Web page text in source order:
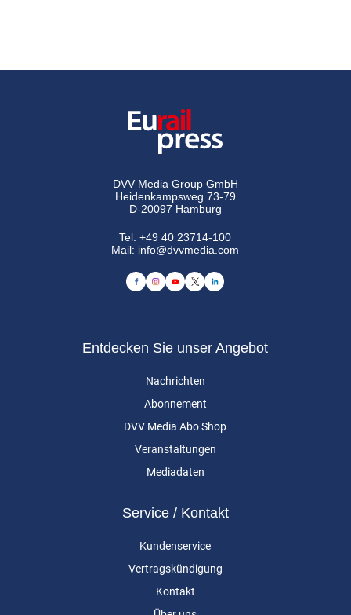
DVV Media Group GmbH
Heidenkampsweg 73-79
D-20097 Hamburg
Tel:+49 40 23714-100
Mail: info@dvvmedia.com
Entdecken Sie unser Angebot
Nachrichten
Abonnement
DVV Media Abo Shop
Veranstaltungen
Mediadaten
Service / Kontakt
Kundenservice
Vertragskündigung
Kontakt